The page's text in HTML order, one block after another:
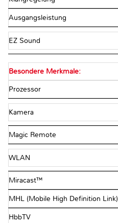
Ausgangsleistung
EZ Sound
Besondere Merkmale:
Prozessor
Kamera
Magic Remote
WLAN
Miracast™
MHL (Mobile High Definition Link)
HbbTV